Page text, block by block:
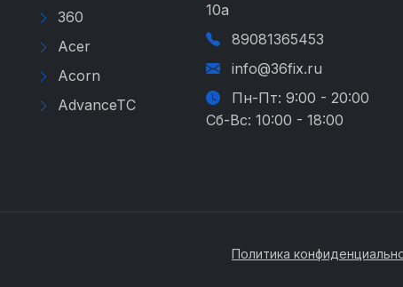
360
Acer
Acorn
AdvanceTC
10а
89081365453
info@36fix.ru
Пн-Пт: 9:00 - 20:00
Сб-Вс: 10:00 - 18:00
Политика